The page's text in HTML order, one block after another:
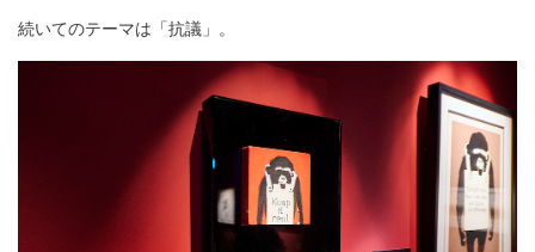
続いてのテーマは「抗議」。